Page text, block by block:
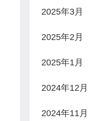
2025年3月
2025年2月
2025年1月
2024年12月
2024年11月